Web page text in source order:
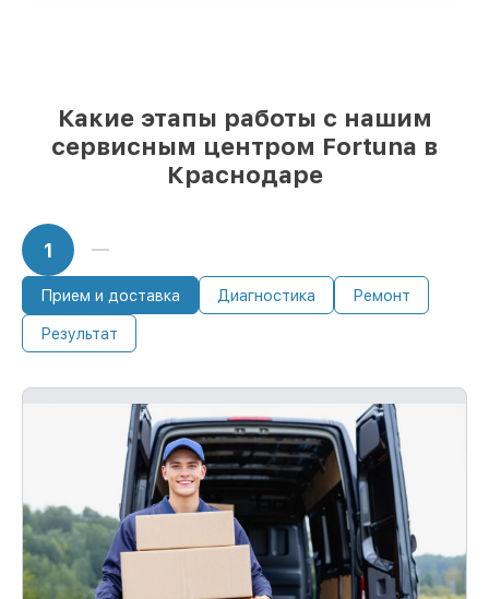
Какие этапы работы с нашим
сервисным центром Fortuna в
Краснодаре
1
Прием и доставка Диагностика Ремонт
Результат